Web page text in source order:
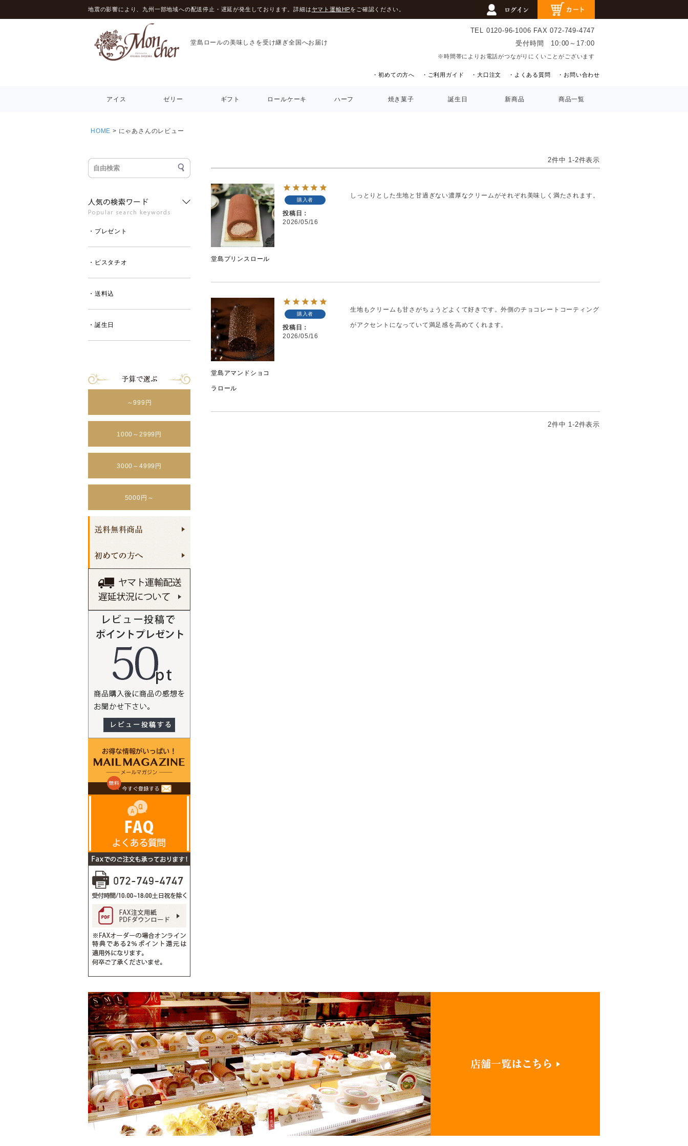
地震の影響により、九州一部地域への配送停止・遅延が発生しております。詳細はヤマト運輸HPをご確認ください。
堂島ロールの美味しさを受け継ぎ全国へお届け
TEL 0120-96-1006 FAX 072-749-4747
受付時間 10:00～17:00
※時間帯によりお電話がつながりにくいことがございます
・初めての方へ ・ご利用ガイド ・大口注文 ・よくある質問 ・お問い合わせ
アイス ゼリー ギフト ロールケーキ ハーフ 焼き菓子 誕生日 新商品 商品一覧
HOME にゃあさんのレビュー
・プレゼント
・ピスタチオ
・送料込
・誕生日
～999円
1000～2999円
3000～4999円
5000円～
2件中 1-2件表示
堂島プリンスロール
購入者
投稿日
2026/05/16
しっとりとした生地と甘過ぎない濃厚なクリームがそれぞれ美味しく満たされます。
堂島アマンドショコ
ラロール
購入者
投稿日
2026/05/16
生地もクリームも甘さがちょうどよくて好きです。外側のチョコレートコーティング
がアクセントになっていて満足感を高めてくれます。
2件中 1-2件表示